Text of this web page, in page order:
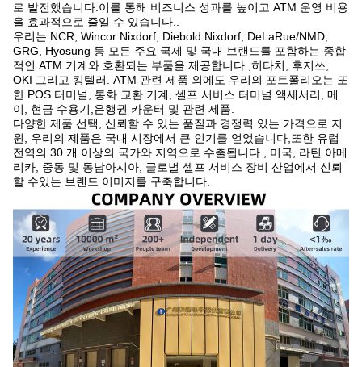
로 발전했습니다.이를 통해 비즈니스 성과를 높이고 ATM 운영 비용
을 효과적으로 줄일 수 있습니다..
우리는 NCR, Wincor Nixdorf, Diebold Nixdorf, DeLaRue/NMD,
GRG, Hyosung 등 모든 주요 국제 및 국내 브랜드를 포함하는 종합
적인 ATM 기계와 호환되는 부품을 제공합니다.,히타치, 후지쓰,
OKI 그리고 킹텔러. ATM 관련 제품 외에도 우리의 포트폴리오는 또
한 POS 터미널, 통화 교환 기계, 셀프 서비스 터미널 액세서리, 메
이, 현금 수용기,은행권 카운터 및 관련 제품.
다양한 제품 선택, 신뢰할 수 있는 품질과 경쟁력 있는 가격으로 지
원, 우리의 제품은 국내 시장에서 큰 인기를 얻었습니다,또한 유럽
전역의 30 개 이상의 국가와 지역으로 수출됩니다., 미국, 라틴 아메
리카, 중동 및 동남아시아, 글로벌 셀프 서비스 장비 산업에서 신뢰
할 수있는 브랜드 이미지를 구축합니다.